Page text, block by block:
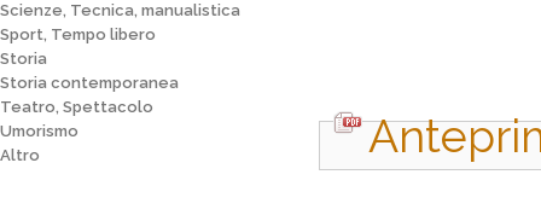
Scienze, Tecnica, manualistica
Sport, Tempo libero
Storia
Storia contemporanea
Teatro, Spettacolo
Umorismo
Altro